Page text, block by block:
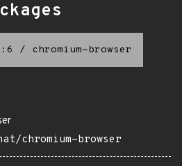
/ chromium-browser
chromium-browser